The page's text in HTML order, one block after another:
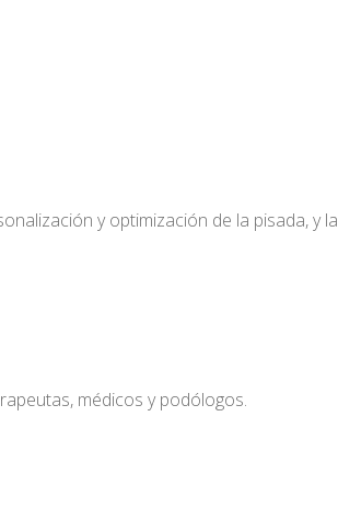
y optimización de la pisada, y la
médicos y podólogos.